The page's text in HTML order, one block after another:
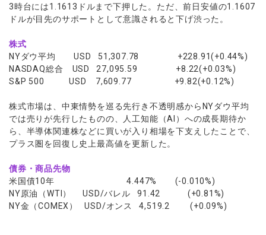
3時台には1.1613ドルまで下押した。ただ、前日安値の1.1607
ドルが目先のサポートとして意識されると下げ渋った。
株式
NYダウ平均 USD 51,307.78 +228.91(+0.44%)
NASDAQ総合 USD 27,095.59 +8.22(+0.03%)
S&P 500 USD 7,609.77 +9.82(+0.12%)
株式市場は、中東情勢を巡る先行き不透明感からNYダウ平均
では売りが先行したものの、人工知能（AI）への成長期待か
ら、半導体関連株などに買いが入り相場を下支えしたことで、
プラス圏を回復し史上最高値を更新した。
債券・商品先物
米国債10年 4.447% (-0.010%)
NY原油（WTI） USD/バレル 91.42 (+0.81%)
NY金（COMEX） USD/オンス 4,519.2 (+0.09%)